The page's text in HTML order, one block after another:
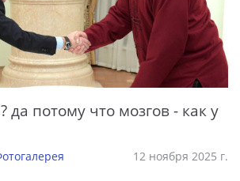
да потому что мозгов - как у
12 ноября 2025 г.